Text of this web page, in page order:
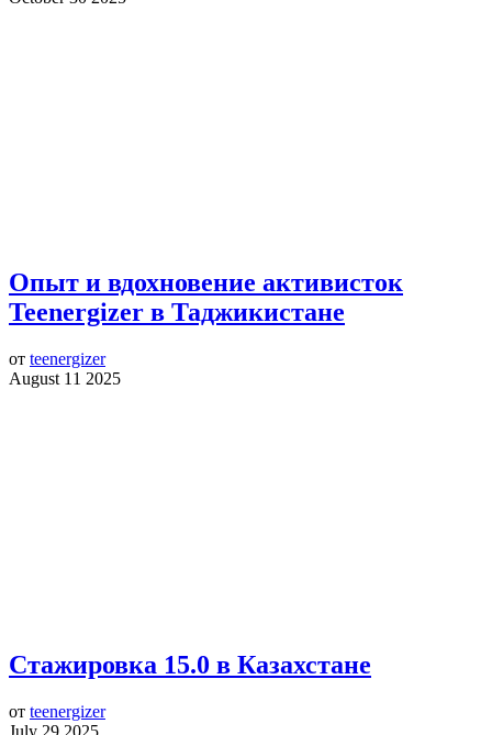
Опыт и вдохновение активисток
Teenergizer в Таджикистане
от teenergizer
August 11 2025
Стажировка 15.0 в Казахстане
от teenergizer